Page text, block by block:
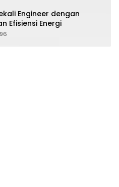
Engineer dengan
Efisiensi Energi